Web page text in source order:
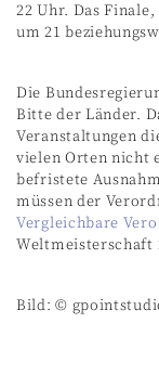
22 Uhr. Das
um 21
Die
Bitte der Länder.
Veranstaltungen
vielen Orten nicht
befristete
müssen der
Vergleichbare
Weltmeisterschaft
Bild: ©